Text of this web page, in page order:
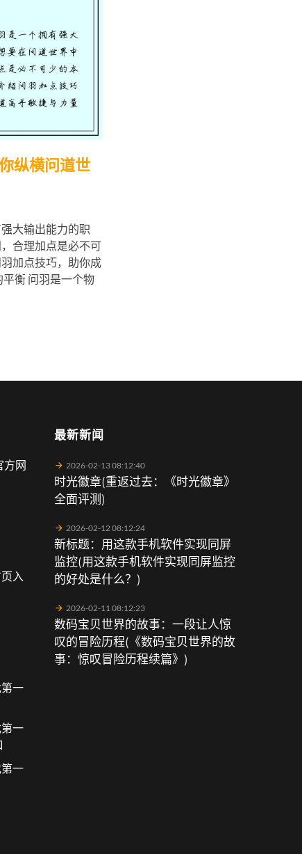
纵横问道世
大输出能力的职
合理加点是必不可
加点技巧，助你成
衡 问羽是一个物
最新新闻
2026-02-13 08:12:40
时光徽章(重返过去：《时光徽章》
全面评测)
2026-02-12 08:12:24
新标题：用这款手机软件实现同屏
监控(用这款手机软件实现同屏监控
的好处是什么？)
2026-02-11 08:12:23
数码宝贝世界的故事：一段让人惊
叹的冒险历程(《数码宝贝世界的故
事：惊叹冒险历程续篇》)
方网
入
一
一
一